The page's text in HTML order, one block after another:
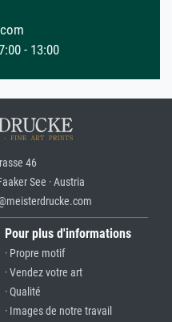
- 13:00
46
See · Austria
Pour plus d'informations
· Propre motif
· Vendez votre art
· Qualité
· Images de notre travail